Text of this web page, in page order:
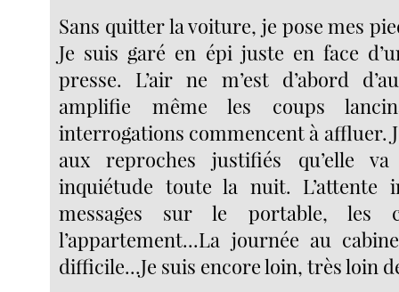
Sans quitter la voiture, je pose mes
Je suis garé en épi juste en face
presse. L’air ne m’est d’abord
amplifie même les coups
interrogations commencent à affluer.
aux reproches justifiés qu’elle
inquiétude toute la nuit. L’attente
messages sur le portable, les
l’appartement...La journée au
difficile...Je suis encore loin, très loin